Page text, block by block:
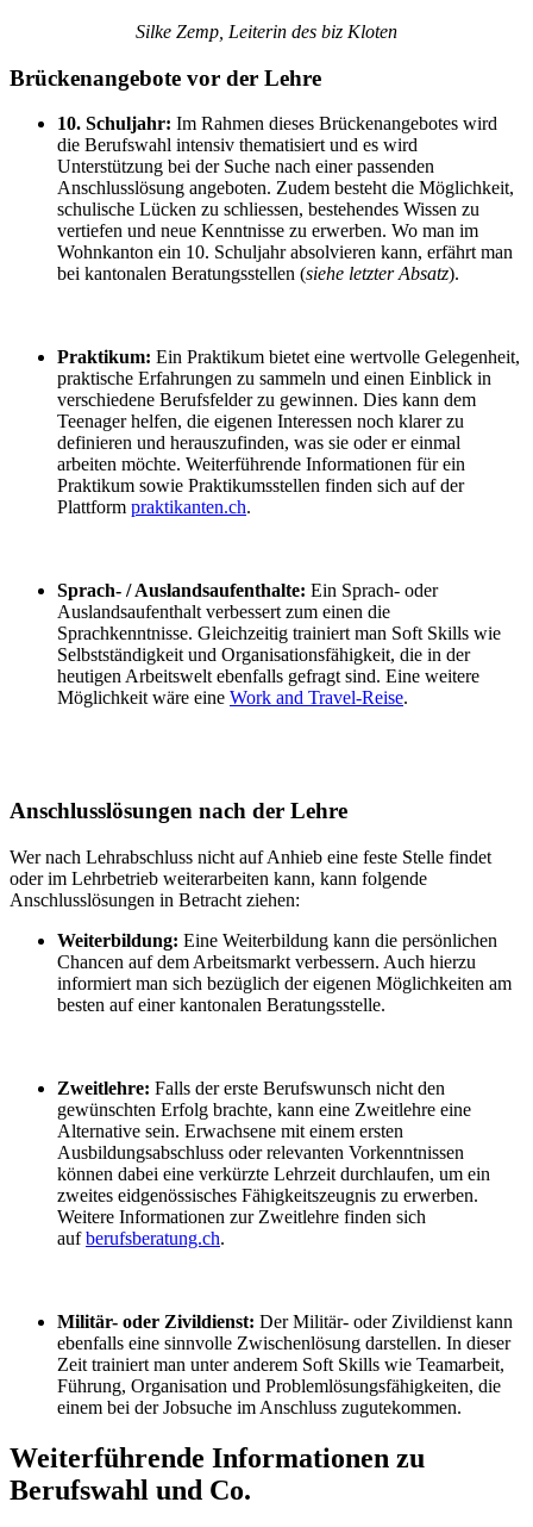
Silke Zemp, Leiterin des biz Kloten
Brückenangebote vor der Lehre
10. Schuljahr: Im Rahmen dieses Brückenangebotes wird
die Berufswahl intensiv thematisiert und es wird
Unterstützung bei der Suche nach einer passenden
Anschlusslösung angeboten. Zudem besteht die Möglichkeit,
schulische Lücken zu schliessen, bestehendes Wissen zu
vertiefen und neue Kenntnisse zu erwerben. Wo man im
Wohnkanton ein 10. Schuljahr absolvieren kann, erfährt man
bei kantonalen Beratungsstellen (siehe letzter Absatz).
Praktikum: Ein Praktikum bietet eine wertvolle Gelegenheit,
praktische Erfahrungen zu sammeln und einen Einblick in
verschiedene Berufsfelder zu gewinnen. Dies kann dem
Teenager helfen, die eigenen Interessen noch klarer zu
definieren und herauszufinden, was sie oder er einmal
arbeiten möchte. Weiterführende Informationen für ein
Praktikum sowie Praktikumsstellen finden sich auf der
Plattform praktikanten.ch.
Sprach- / Auslandsaufenthalte: Ein Sprach- oder
Auslandsaufenthalt verbessert zum einen die
Sprachkenntnisse. Gleichzeitig trainiert man Soft Skills wie
Selbstständigkeit und Organisationsfähigkeit, die in der
heutigen Arbeitswelt ebenfalls gefragt sind. Eine weitere
Möglichkeit wäre eine Work and Travel-Reise.
Anschlusslösungen nach der Lehre
Wer nach Lehrabschluss nicht auf Anhieb eine feste Stelle findet
oder im Lehrbetrieb weiterarbeiten kann, kann folgende
Anschlusslösungen in Betracht ziehen:
Weiterbildung: Eine Weiterbildung kann die persönlichen
Chancen auf dem Arbeitsmarkt verbessern. Auch hierzu
informiert man sich bezüglich der eigenen Möglichkeiten am
besten auf einer kantonalen Beratungsstelle.
Zweitlehre: Falls der erste Berufswunsch nicht den
gewünschten Erfolg brachte, kann eine Zweitlehre eine
Alternative sein. Erwachsene mit einem ersten
Ausbildungsabschluss oder relevanten Vorkenntnissen
können dabei eine verkürzte Lehrzeit durchlaufen, um ein
zweites eidgenössisches Fähigkeitszeugnis zu erwerben.
Weitere Informationen zur Zweitlehre finden sich
aufberufsberatung.ch.
Militär- oder Zivildienst: Der Militär- oder Zivildienst kann
ebenfalls eine sinnvolle Zwischenlösung darstellen. In dieser
Zeit trainiert man unter anderem Soft Skills wie Teamarbeit,
Führung, Organisation und Problemlösungsfähigkeiten, die
einem bei der Jobsuche im Anschluss zugutekommen.
Weiterführende Informationen zu
Berufswahl und Co.